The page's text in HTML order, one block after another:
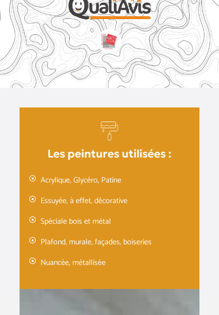
Les peintures utilisées :
Acrylique, Glycéro, Patine
Essuyée, à effet, décorative
Spéciale bois et métal
Plafond, murale, façades, boiseries
Nuancée, métallisée